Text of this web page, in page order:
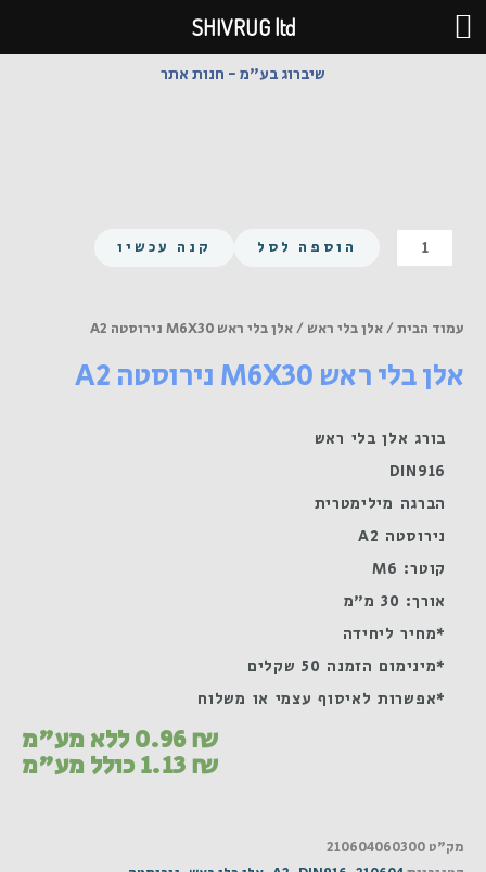
דילוג
לתוכן
שיברוג בע"מ - חנות אתר
כמות
של
M6X30
נירוסטה
הוספה לסל קנה עכשיו
עמוד הבית/אלן בלי ראש / אלן בלי ראש M6X30 נירוסטה A2
אלן בלי ראש M6X30 נירוסטה A2
בורג אלן בלי ראש
DIN916
הברגה מילימטרית
נירוסטה A2
קוטר: M6
אורך: 30 מ"מ
*מחיר ליחידה
*מינימום הזמנה 50 שקלים
*אפשרות לאיסוף עצמי או משלוח
0.96₪ ללא מע"מ
1.13₪ כולל מע"מ
מק"ט 210604060300
SHIVRUG ltd